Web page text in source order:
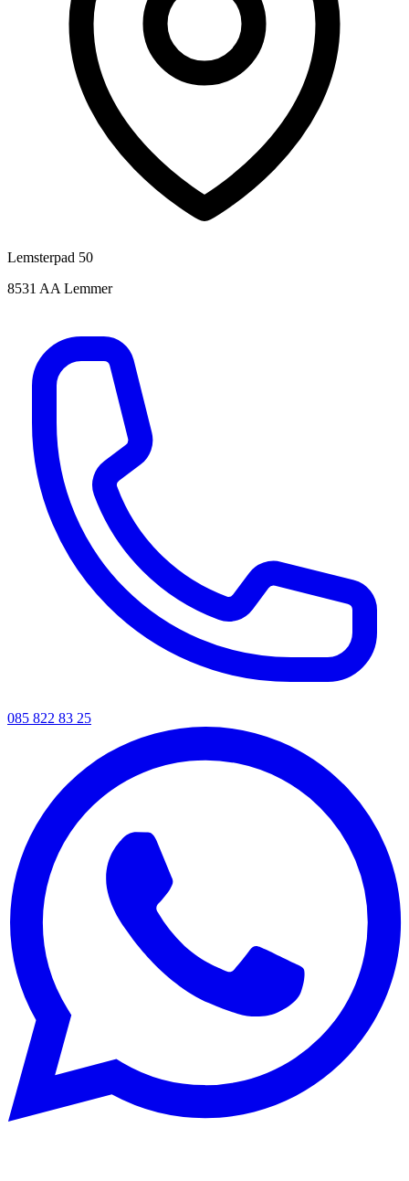
Lemsterpad 50
8531 AA Lemmer
085 822 83 25